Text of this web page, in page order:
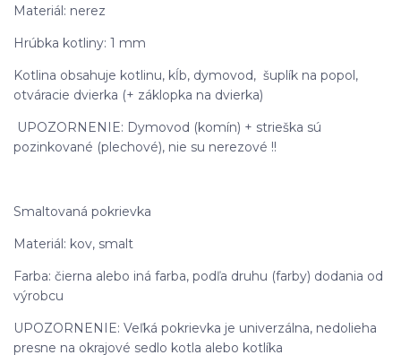
Materiál: nerez
Hrúbka kotliny: 1 mm
Kotlina obsahuje kotlinu, kĺb, dymovod, šuplík na popol,
otváracie dvierka (+ záklopka na dvierka)
UPOZORNENIE: Dymovod (komín) + strieška sú
pozinkované (plechové), nie su nerezové !!
Smaltovaná pokrievka
Materiál: kov, smalt
Farba: čierna alebo iná farba, podľa druhu (farby) dodania od
výrobcu
UPOZORNENIE: Veľká pokrievka je univerzálna, nedolieha
presne na okrajové sedlo kotla alebo kotlíka